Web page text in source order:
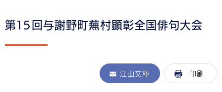
第１５回与謝野町蕪村顕彰全国俳句大会
江山文庫 印刷